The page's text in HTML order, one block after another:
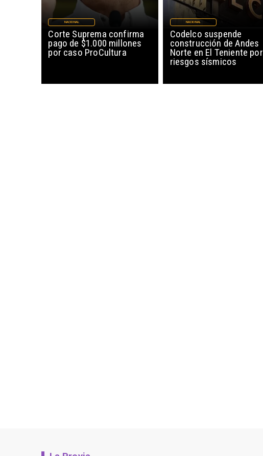
Corte Suprema confirma
pago de $1.000 millones
por caso ProCultura
NACIONAL
Codelco suspende
construcción de Andes
Norte en El Teniente por
riesgos sísmicos
NACIONAL